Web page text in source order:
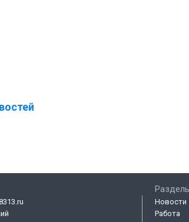
Новости
Работа